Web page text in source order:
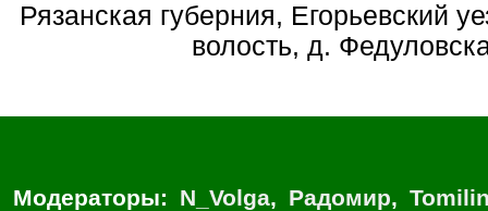
Рязанская губерния, Егорьевский уезд, Нечаевская
волость, д.
Модераторы: N_Volga, Радомир,